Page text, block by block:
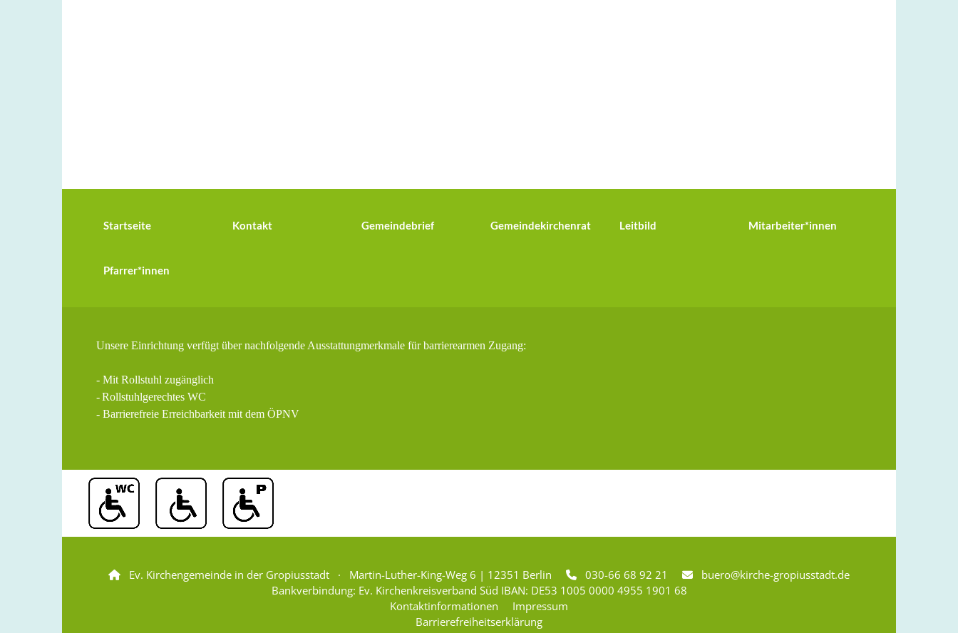
Startseite Kontakt Gemeindebrief Gemeindekirchenrat Leitbild Mitarbeiter*innen
Pfarrer*innen
Unsere Einrichtung verfügt über nachfolgende Ausstattungmerkmale für barrierearmen Zugang:
- Mit Rollstuhl zugänglich
-Rollstuhlgerechtes WC
- Barrierefreie Erreichbarkeit mit dem ÖPNV
 Ev. Kirchengemeinde in der Gropiusstadt · Martin-Luther-King-Weg 6 | 12351 Berlin  030-66 68 92 21 
buero@kirche-gropiusstadt.de
Bankverbindung: Ev. Kirchenkreisverband Süd IBAN: DE53 1005 0000 4955 1901 68
Kontaktinformationen
Impressum
Barrierefreiheitserklärung